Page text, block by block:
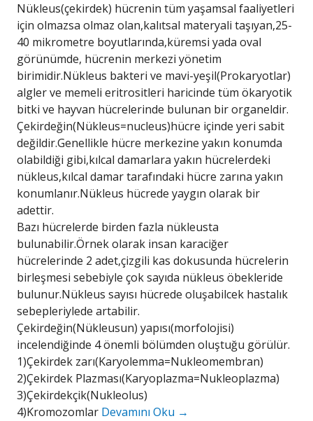
Nükleus(çekirdek) hücrenin tüm yaşamsal faaliyetleri
için olmazsa olmaz olan,kalıtsal materyali taşıyan,25-
40 mikrometre boyutlarında,küremsi yada oval
görünümde, hücrenin merkezi yönetim
birimidir.Nükleus bakteri ve mavi-yeşil(Prokaryotlar)
algler ve memeli eritrositleri haricinde tüm ökaryotik
bitki ve hayvan hücrelerinde bulunan bir organeldir.
Çekirdeğin(Nükleus=nucleus)hücre içinde yeri sabit
değildir.Genellikle hücre merkezine yakın konumda
olabildiği gibi,kılcal damarlara yakın hücrelerdeki
nükleus,kılcal damar tarafındaki hücre zarına yakın
konumlanır.Nükleus hücrede yaygın olarak bir
adettir.
Bazı hücrelerde birden fazla nükleusta
bulunabilir.Örnek olarak insan karaciğer
hücrelerinde 2 adet,çizgili kas dokusunda hücrelerin
birleşmesi sebebiyle çok sayıda nükleus öbekleride
bulunur.Nükleus sayısı hücrede oluşabilcek hastalık
sebepleriylede artabilir.
Çekirdeğin(Nükleusun) yapısı(morfolojisi)
incelendiğinde 4 önemli bölümden oluştuğu görülür.
1)Çekirdek zarı(Karyolemma=Nukleomembran)
2)Çekirdek Plazması(Karyoplazma=Nukleoplazma)
3)Çekirdekçik(Nukleolus)
4)Kromozomlar Devamını Oku →